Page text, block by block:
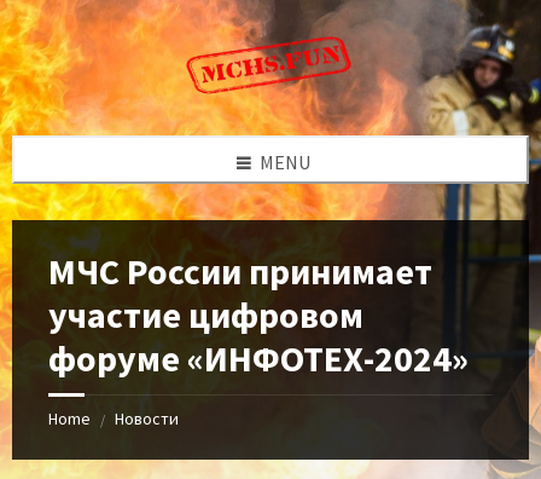
Skip
to
content
Skip
to
left
sidebar
Skip
to
footer
MENU
МЧС России принимает
участие цифровом
форуме «ИНФОТЕХ-2024»
Home / Новости